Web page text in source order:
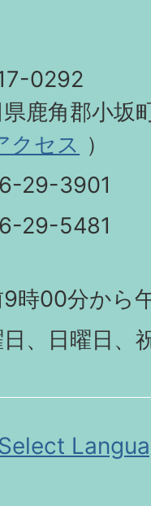
0292
鹿角郡小坂
クセス ）
29-3901
29-5481
9時00分から
、日曜日、